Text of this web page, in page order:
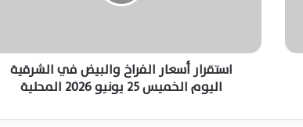
من خلال الوطن اليوم – احتفظ بالرابط.. نتيجة
عاجل: التعليم تعلن الموعد النهائي لإعلان
نتيجة الثانوية العامة 2026 رسميًا الليلة
س
ا
استقرار أسعار الفراخ والبيض في الشرقية
اليوم الخميس 25 يونيو 2026 المحلية